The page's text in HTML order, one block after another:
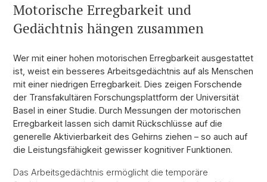
Motorische Erregbarkeit und
Gedächtnis hängen zusammen
Wer mit einer hohen motorischen Erregbarkeit ausgestattet
ist, weist ein besseres Arbeitsgedächtnis auf als Menschen
mit einer niedrigen Erregbarkeit. Dies zeigen Forschende
der Transfakultären Forschungsplattform der Universität
Basel in einer Studie. Durch Messungen der motorischen
Erregbarkeit lassen sich damit Rückschlüsse auf die
generelle Aktivierbarkeit des Gehirns ziehen – so auch auf
die Leistungsfähigkeit gewisser kognitiver Funktionen.
Das Arbeitsgedächtnis ermöglicht die temporäre